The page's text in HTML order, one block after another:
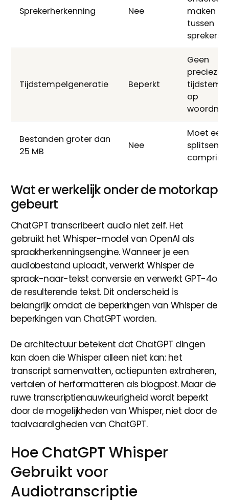
Sprekerherkenning Nee
maken
tussen
sprekers
Tijdstempelgeneratie Beperkt
Geen
precieze
op
Bestanden groter dan
25 MB
Nee
Moet
splitsen of
Wat er werkelijk onder de motorkap
gebeurt
ChatGPT transcribeert audio niet zelf. Het
gebruikt het Whisper-model van OpenAI als
spraakherkenningsengine. Wanneer je een
audiobestand uploadt, verwerkt Whisper de
spraak-naar-tekst conversie en verwerkt GPT-4o
de resulterende tekst. Dit onderscheid is
belangrijk omdat de beperkingen van Whisper de
beperkingen van ChatGPT worden.
De architectuur betekent dat ChatGPT dingen
kan doen die Whisper alleen niet kan: het
transcript samenvatten, actiepunten extraheren,
vertalen of herformatteren als blogpost. Maar de
ruwe transcriptienauwkeurigheid wordt beperkt
door de mogelijkheden van Whisper, niet door de
taalvaardigheden van ChatGPT.
Hoe ChatGPT Whisper
Gebruikt voor
Audiotranscriptie